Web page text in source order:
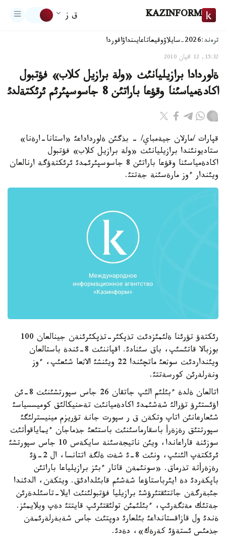
KAZINFORM ق ز
ترەند:2026-سايلاۋ وقيعاتاعايىنداۋاقوردا
15:32, 12 اقپان 2010
ةلوردادا برازيليانئث «ولة برازيل كلاب» فؤتبول
اكادةمياسئنا وقؤعا باراتئن 8 جاسوسپئرئم ئرئكتةلدئ
قپارات /مارلان جيةمباي/ - بذگئن ةلورداداعئ «استانا-ارةنا»
ستاديونئندا برازيليانئث «ولة برازيل كلاب» فؤتبول
اكادةمياسئنا وقؤعا باراتئن 8 جاسوسپئرئمدئ ئرئكتةؤگة ارنالعان
ويئندار ءوز مارةسئنة جةتتئ.
رئكتةؤ تؤرئنا ةلئمئزدئث تذپكئر-تذپكئرئنةن جينالعان 100
بوزبالا قاتئسئپ، باق سئنادئ. اقپاننئث 8-ئندة باستالعان
ويئنداردئث سوثعئ ماتچئندا 22 ويئنشئ الاثعا شئعئپ، ءوز
ونةرلةرئن كورسةتتئ.
اتالعان ةلدة ءبئلئم الئپ جاتقان 26 جاس سپورتشئنئث 8-ئن
اؤئستئرؤ تؤرالئ شةشئمدئ اكادةميانئث تةحنيكالئق كوميسسياسئ
شئعارعانئن اتاپ وتكةن ق ر سپورت جانة تؤريزم مينيسترلئگئ
سپورتتئق رةزةرأ باسقارماسئنئث باستئعئ جذماجان ءيماياقوأتئث
سوزئنة قاراعاندا، ويئن ناتيجةسئنة سايكةس 10 جاس سپورتشئ
ئرئكتةپ الئنئپ، ونئث 8-ئ شةت ةلگة اتتانسا، ال 2-ؤئ
رةزةرأتة تذرماق. «سونئمةن قاتار ءبئز برازيلياعا باراتئن
باپكةردئ دة ايئرباستاؤعا شةشئم قابئلدادئق. ويتكةن، الدئندا
جئبةرگةن جاتتئقتئرؤشئ برازيليا فؤتبولئنئث ايلا-تاسئلدةرئن
جةتئك مةثگةرئپ، ءبئلئمئن تولئقتئرئپ قايتتئ دةپ ويلايمئز.
ةندئ ول قازاقستانداعئ بئلعارئ دوپتئث جاس شةبةرلةرئمةن
جذمئس ئستةؤئ كةرةك»، دةدئ.